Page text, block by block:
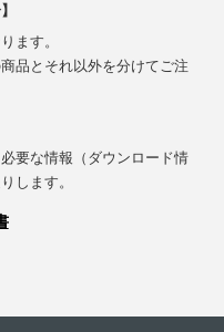
ます。
品とそれ以外を分けてご注
要な情報（ダウンロード情
します。